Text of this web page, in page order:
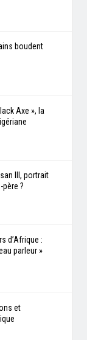
boudent
Axe », la
III, portrait
?
d’Afrique :
parleur »
et